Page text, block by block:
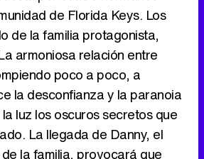
Tráiler de la tercera temporada de 'The Walking Dead: Dead City' de AMC+
de Florida Keys. Los
de la familia protagonista,
armoniosa relación entre
poco a poco, a
la desconfianza y la paranoia
luz los oscuros secretos que
La llegada de Danny, el
la familia, provocará que